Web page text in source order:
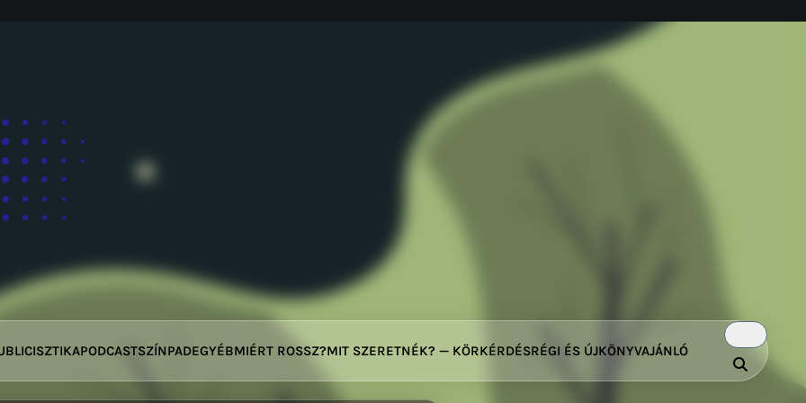
PODCASTSZÍNPADEGYÉBMIÉRT ROSSZ?MIT SZERETNÉK? — KÖRKÉRDÉSRÉGI ÉS ÚJKÖNYVAJÁNLÓ